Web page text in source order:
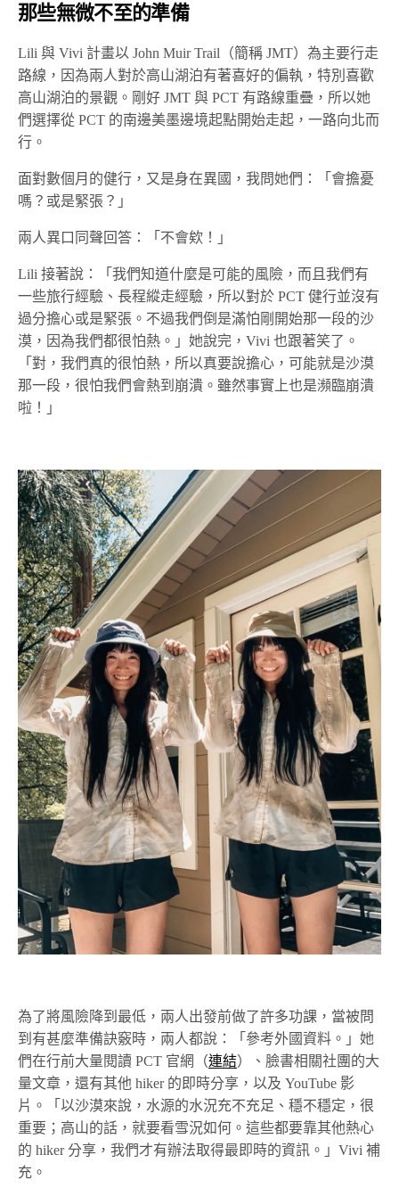
那些無微不至的準備
Lili 與 Vivi 計畫以 John Muir Trail（簡稱 JMT）為主要行走
路線，因為兩人對於高山湖泊有著喜好的偏執，特別喜歡
高山湖泊的景觀。剛好 JMT 與 PCT 有路線重疊，所以她
們選擇從 PCT 的南邊美墨邊境起點開始走起，一路向北而
行。
面對數個月的健行，又是身在異國，我問她們：「會擔憂
嗎？或是緊張？」
兩人異口同聲回答：「不會欸！」
Lili 接著說：「我們知道什麼是可能的風險，而且我們有
一些旅行經驗、長程縱走經驗，所以對於 PCT 健行並沒有
過分擔心或是緊張。不過我們倒是滿怕剛開始那一段的沙
漠，因為我們都很怕熱。」她說完，Vivi 也跟著笑了。
「對，我們真的很怕熱，所以真要說擔心，可能就是沙漠
那一段，很怕我們會熱到崩潰。雖然事實上也是瀕臨崩潰
啦！」
為了將風險降到最低，兩人出發前做了許多功課，當被問
到有甚麼準備訣竅時，兩人都說：「參考外國資料。」她
們在行前大量閱讀 PCT 官網（連結）、臉書相關社團的大
量文章，還有其他 hiker 的即時分享，以及 YouTube 影
片。「以沙漠來說，水源的水況充不充足、穩不穩定，很
重要；高山的話，就要看雪況如何。這些都要靠其他熱心
的 hiker 分享，我們才有辦法取得最即時的資訊。」Vivi 補
充。